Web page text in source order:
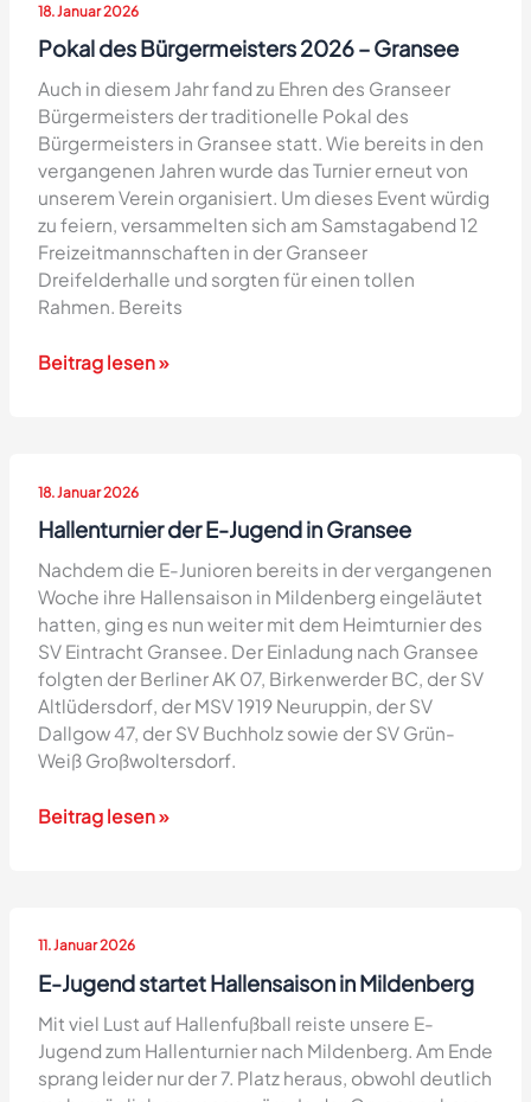
Jugend
in
18. Januar 2026
Pokal des Bürgermeisters 2026 – Gransee
Auch in diesem Jahr fand zu Ehren des Granseer
Bürgermeisters der traditionelle Pokal des
Bürgermeisters in Gransee statt. Wie bereits in den
vergangenen Jahren wurde das Turnier erneut von
unserem Verein organisiert. Um dieses Event würdig
zu feiern, versammelten sich am Samstagabend 12
Freizeitmannschaften in der Granseer
Dreifelderhalle und sorgten für einen tollen
Rahmen. Bereits
Pokal
Gransee
Beitrag lesen »
18. Januar 2026
Hallenturnier der E-Jugend in Gransee
Nachdem die E-Junioren bereits in der vergangenen
Woche ihre Hallensaison in Mildenberg eingeläutet
hatten, ging es nun weiter mit dem Heimturnier des
SV Eintracht Gransee. Der Einladung nach Gransee
folgten der Berliner AK 07, Birkenwerder BC, der SV
Altlüdersdorf, der MSV 1919 Neuruppin, der SV
Dallgow 47, der SV Buchholz sowie der SV Grün-
Weiß Großwoltersdorf.
Hallenturnier
Gransee
Beitrag lesen »
11. Januar 2026
E-Jugend startet Hallensaison in Mildenberg
Mit viel Lust auf Hallenfußball reiste unsere E-
Jugend zum Hallenturnier nach Mildenberg. Am Ende
sprang leider nur der 7. Platz heraus, obwohl deutlich